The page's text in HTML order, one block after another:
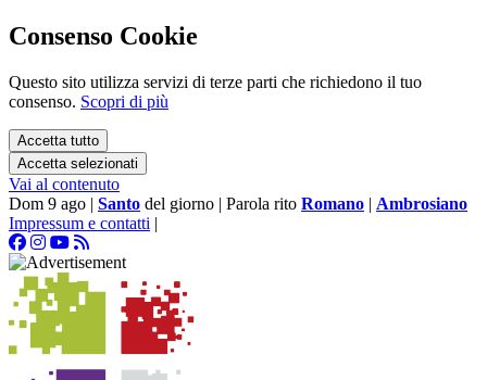
Consenso Cookie
Questo sito utilizza servizi di terze parti che richiedono il tuo
consenso. Scopri di più
Accetta tutto
Accetta selezionati
Vai al contenuto
Dom 9 ago | Santo del giorno | Parola rito Romano | Ambrosiano
Impressum e contatti |